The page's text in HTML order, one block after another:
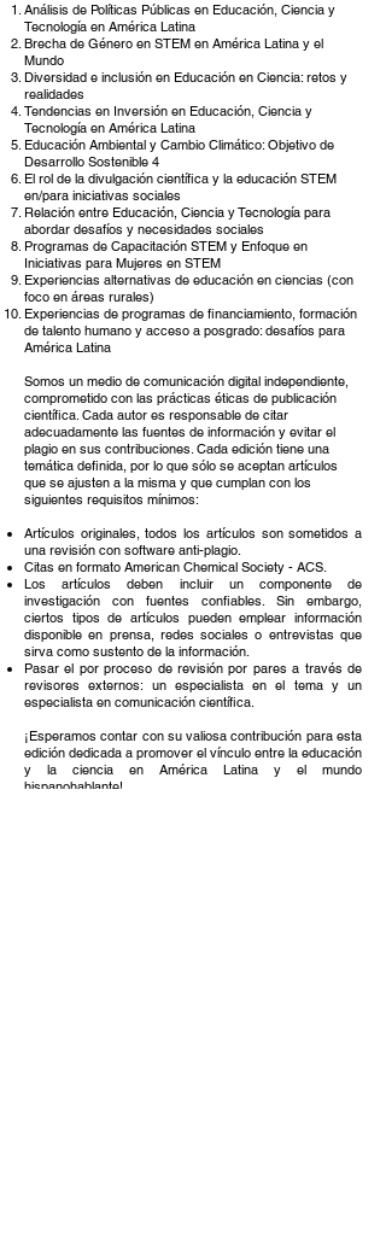
Análisis de Políticas Públicas en Educación, Ciencia y
Tecnología en América Latina
Brecha de Género en STEM en América Latina y el
Mundo
Diversidad e inclusión en Educación en Ciencia: retos y
realidades
Tendencias en Inversión en Educación, Ciencia y
Tecnología en América Latina
Educación Ambiental y Cambio Climático: Objetivo de
Desarrollo Sostenible 4
El rol de la divulgación científica y la educación STEM
en/para iniciativas sociales
Relación entre Educación, Ciencia y Tecnología para
abordar desafíos y necesidades sociales
Programas de Capacitación STEM y Enfoque en
Iniciativas para Mujeres en STEM
Experiencias alternativas de educación en ciencias (con
foco en áreas rurales)
Experiencias de programas de financiamiento, formación
de talento humano y acceso a posgrado: desafíos para
América Latina
Somos un medio de comunicación digital independiente,
comprometido con las prácticas éticas de publicación
científica. Cada autor es responsable de citar
adecuadamente las fuentes de información y evitar el
plagio en sus contribuciones. Cada edición tiene una
temática definida, por lo que sólo se aceptan artículos
que se ajusten a la misma y que cumplan con los
siguientes requisitos mínimos:
Artículos originales, todos los artículos son sometidos a
una revisión con software anti-plagio.
Citas en formato American Chemical Society - ACS.
Los artículos deben incluir un componente de
investigación con fuentes confiables. Sin embargo,
ciertos tipos de artículos pueden emplear información
disponible en prensa, redes sociales o entrevistas que
sirva como sustento de la información.
Pasar el por proceso de revisión por pares a través de
revisores externos: un especialista en el tema y un
especialista en comunicación científica.
​​¡Esperamos contar con su valiosa contribución para esta
edición dedicada a promover el vínculo entre la educación
y la ciencia en América Latina y el mundo
hispanohablante!